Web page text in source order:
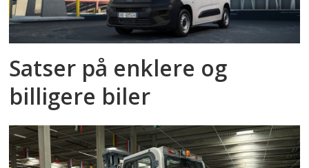
Satser på enklere og
billigere biler